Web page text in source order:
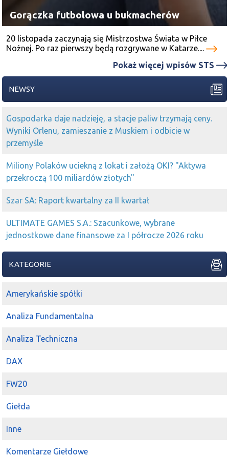
Gorączka futbolowa u bukmacherów
20 listopada zaczynają się Mistrzostwa Świata w Piłce
Nożnej. Po raz pierwszy będą rozgrywane w Katarze....
Pokaż więcej wpisów STS
NEWSY
Gospodarka daje nadzieję, a stacje paliw trzymają ceny.
Wyniki Orlenu, zamieszanie z Muskiem i odbicie w
przemyśle
Miliony Polaków uciekną z lokat i założą OKI? "Aktywa
przekroczą 100 miliardów złotych"
Szar SA: Raport kwartalny za II kwartał
ULTIMATE GAMES S.A.: Szacunkowe, wybrane
jednostkowe dane finansowe za I półrocze 2026 roku
KATEGORIE
Amerykańskie spółki
Analiza Fundamentalna
Analiza Techniczna
DAX
FW20
Giełda
Inne
Komentarze Giełdowe